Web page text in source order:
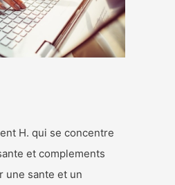
H. qui se concentre
et complements
une sante et un